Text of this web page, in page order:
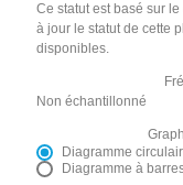
Ce statut est basé sur
à jour le statut de cette
disponibles.
Non échantillonné
Diagramme
Diagramme à